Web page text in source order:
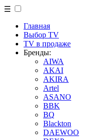
☰
Главная
Выбор TV
TV в продаже
Бренды:
AIWA
AKAI
AKIRA
Artel
ASANO
BBK
BQ
Blackton
DAEWOO